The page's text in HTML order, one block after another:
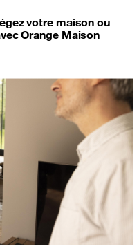
votre maison ou
Orange Maison